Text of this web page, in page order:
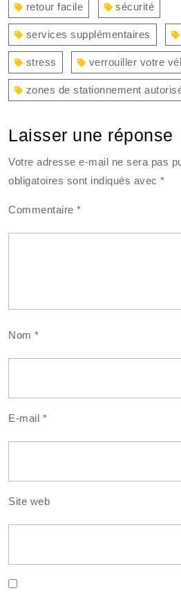
retour facile sécurité
services supplémentaires
stress verrouiller votre
zones de stationnement
Laisser une réponse
Votre adresse e-mail ne sera pas
obligatoires sont indiqués avec*
Commentaire*
Nom*
E-mail *
Site web